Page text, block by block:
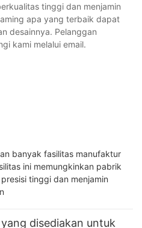
tinggi dan menjamin
apa yang terbaik dapat
desainnya. Pelanggan
kami melalui email.
banyak fasilitas manufaktur
ini memungkinkan pabrik
tinggi dan menjamin
disediakan untuk